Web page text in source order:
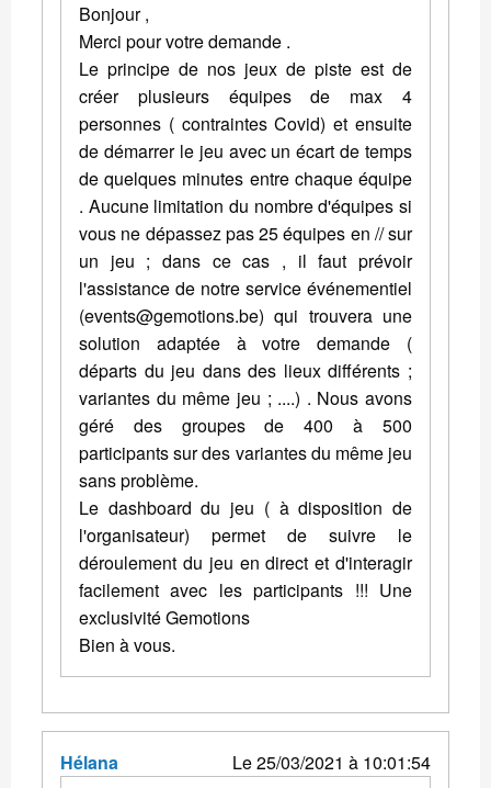
Bonjour ,
Merci pour votre demande .
Le principe de nos jeux de piste est de
créer plusieurs équipes de max 4
personnes ( contraintes Covid) et ensuite
de démarrer le jeu avec un écart de temps
de quelques minutes entre chaque équipe
. Aucune limitation du nombre d'équipes si
vous ne dépassez pas 25 équipes en // sur
un jeu ; dans ce cas , il faut prévoir
l'assistance de notre service événementiel
(events@gemotions.be) qui trouvera une
solution adaptée à votre demande (
départs du jeu dans des lieux différents ;
variantes du même jeu ; ....) . Nous avons
géré des groupes de 400 à 500
participants sur des variantes du même jeu
sans problème.
Le dashboard du jeu ( à disposition de
l'organisateur) permet de suivre le
déroulement du jeu en direct et d'interagir
facilement avec les participants !!! Une
exclusivité Gemotions
Bien à vous.
Hélana
Le 25/03/2021 à 10:01:54